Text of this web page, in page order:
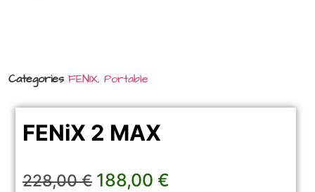
Categories FENIX, Portable
FENiX 2 MAX
228,00€ 188,00€